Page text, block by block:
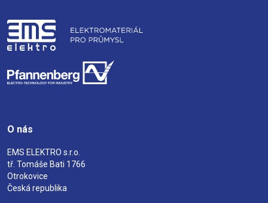
O nás
EMS ELEKTRO s.r.o.
tř. Tomáše Bati 1766
Otrokovice
Česká republika